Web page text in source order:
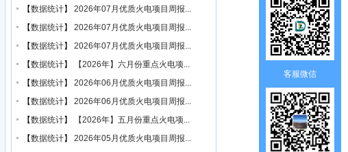
【数据统计】 2026年07月优质火电项目周报...
【数据统计】 2026年07月优质火电项目周报...
【数据统计】 2026年07月优质火电项目周报...
【数据统计】
【2026年】六月份重点火电项...
【数据统计】 2026年06月优质火电项目周报...
【数据统计】 2026年06月优质火电项目周报...
【数据统计】
【2026年】五月份重点火电项...
【数据统计】 2026年05月优质火电项目周报...
客服微信